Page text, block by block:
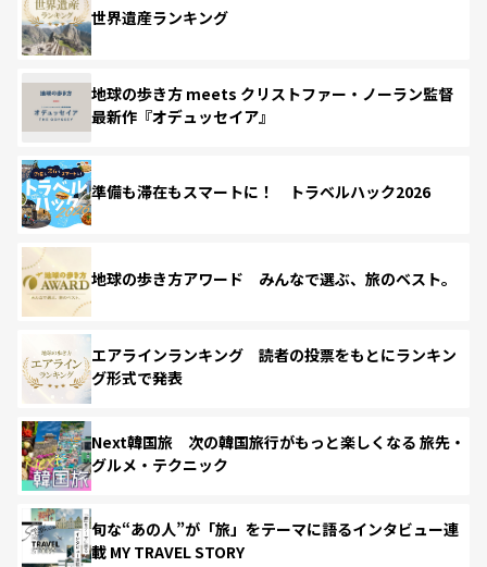
世界遺産ランキング
地球の歩き方 meets クリストファー・ノーラン監督
最新作『オデュッセイア』
準備も滞在もスマートに！ トラベルハック2026
地球の歩き方アワード みんなで選ぶ、旅のベスト。
エアラインランキング 読者の投票をもとにランキン
グ形式で発表
Next韓国旅 次の韓国旅行がもっと楽しくなる 旅先・
グルメ・テクニック
旬な“あの人”が「旅」をテーマに語るインタビュー連
載 MY TRAVEL STORY